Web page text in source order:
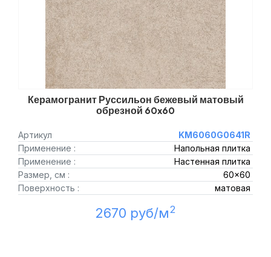
Керамогранит Руссильон бежевый матовый
обрезной 60x60
Артикул
KM6060G0641R
Применение :
Напольная плитка
Применение :
Настенная плитка
Размер, см :
60x60
Поверхность :
матовая
2670 руб/м2